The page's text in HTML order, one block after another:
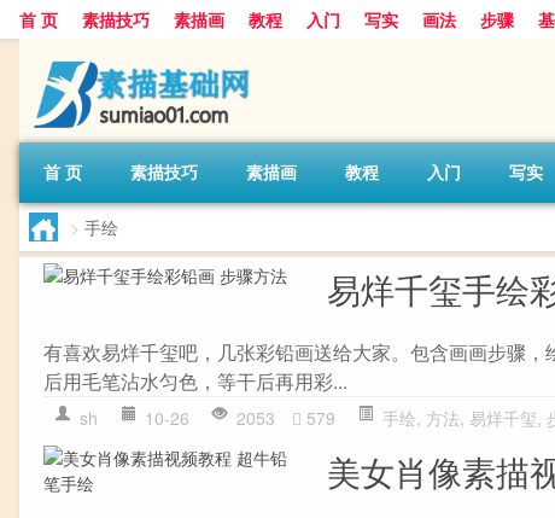
首 页 素描技巧 素描画 教程 入门 写实 画法 步骤
首 页 素描技巧 素描画 教程 入门 写实
> 手绘
易烊千玺手绘
有喜欢易烊千玺吧，几张彩铅画送给大家。包含画画步骤
后用毛笔沾水匀色，等干后再用彩...
sh 10-26 2053 579 手绘, 方法, 易烊千玺,
美女肖像素描